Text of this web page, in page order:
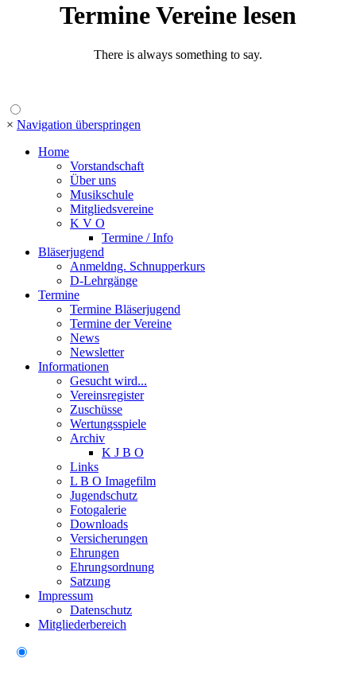
Termine Vereine lesen
There is always something to say.
× Navigation überspringen
Home
Vorstandschaft
Über uns
Musikschule
Mitgliedsvereine
K V O
Termine / Info
Bläserjugend
Anmeldng. Schnupperkurs
D-Lehrgänge
Termine
Termine Bläserjugend
Termine der Vereine
News
Newsletter
Informationen
Gesucht wird...
Vereinsregister
Zuschüsse
Wertungsspiele
Archiv
K J B O
Links
L B O Imagefilm
Jugendschutz
Fotogalerie
Downloads
Versicherungen
Ehrungen
Ehrungsordnung
Satzung
Impressum
Datenschutz
Mitgliederbereich